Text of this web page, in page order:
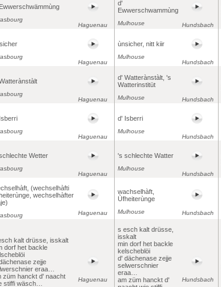
Haguenau
d'
Ewwerschwammùng
Mulhouse Hundsbach
Haguenau
ùnsicher, nitt kiir
Mulhouse
Hundsbach
Haguenau
d' Watterànstàlt, 's
Watterinstitüt
Mulhouse Hundsbach
Haguenau
d' Isberri
Mulhouse
Hundsbach
Wetter
Haguenau
's schlechte Watter
Mulhouse
Hundsbach
(wechselhàfti
wechselhàfter
Haguenau
wachselhàft,
Ùfheiterùnge
Mulhouse Hundsbach
kalt drüsse, isskalt
dorf het backle
zejje
eraa…
züm hanckt d' naacht
stiffi wäsch…
Haguenau
s esch kalt drüsse,
isskalt
min dorf het backle
kelscheblöi
d' dächenase zejje
selwerschnier
eraa…
am züm hanckt d'
Hundsbach